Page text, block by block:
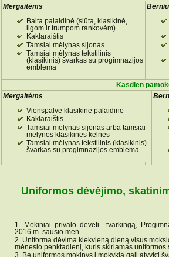
Mergaitėms
Balta palaidinė (siūta, klasikinė,
ilgom ir trumpom rankovėm)
Kaklaraištis
Tamsiai mėlynas sijonas
Tamsiai mėlynas tekstilinis
(klasikinis) švarkas su progimnazijos
emblema
Kasdien
Mergaitėms
Vienspalvė klasikinė palaidinė
Kaklaraištis
Tamsiai mėlynas sijonas arba tamsiai
mėlynos klasikinės kelnės
Tamsiai mėlynas tekstilinis (klasikinis)
švarkas su progimnazijos emblema
Uniformos dėvėjimo,
Mokiniai privalo dėvėti tvarkingą,
2016 m. sausio mėn.
Uniforma dėvima kiekvieną dieną visus
mėnesio penktadienį, kuris skiriamas uniformos